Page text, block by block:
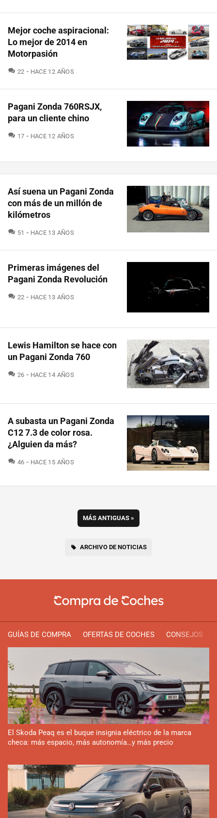
Mejor coche aspiracional:
Lo mejor de 2014 en
Motorpasión
22 COMENTARIOS
HACE 12 AÑOS
Pagani Zonda 760RSJX,
para un cliente chino
17 COMENTARIOS
HACE 12 AÑOS
Así suena un Pagani Zonda
con más de un millón de
kilómetros
51 COMENTARIOS
HACE 13 AÑOS
Primeras imágenes del
Pagani Zonda Revolución
22 COMENTARIOS
HACE 13 AÑOS
Lewis Hamilton se hace con
un Pagani Zonda 760
26 COMENTARIOS
HACE 14 AÑOS
A subasta un Pagani Zonda
C12 7.3 de color rosa.
¿Alguien da más?
46 COMENTARIOS
HACE 15 AÑOS
MÁS ANTIGUAS »
ARCHIVO DE NOTICIAS
GUÍAS DE COMPRA OFERTAS DE COCHES CONSEJOS
El Skoda Peaq es el buque insignia eléctrico de la marca
checa: más espacio, más autonomía…y más precio